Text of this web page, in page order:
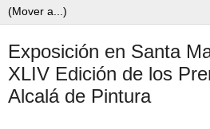
Exposición en Santa
XLIV Edición de los
Alcalá de Pintura